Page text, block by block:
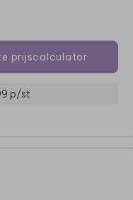
prijscalculator
p/st